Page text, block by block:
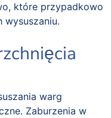
które przypadkowo
wysuszaniu.
warg
Zaburzenia w